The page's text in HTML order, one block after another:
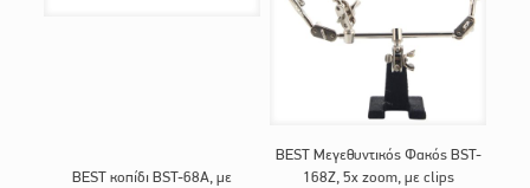
BEST κοπίδι BST-68A, με
BEST Μεγεθυντικός Φακός BST-
168Z, 5x zoom, με clips